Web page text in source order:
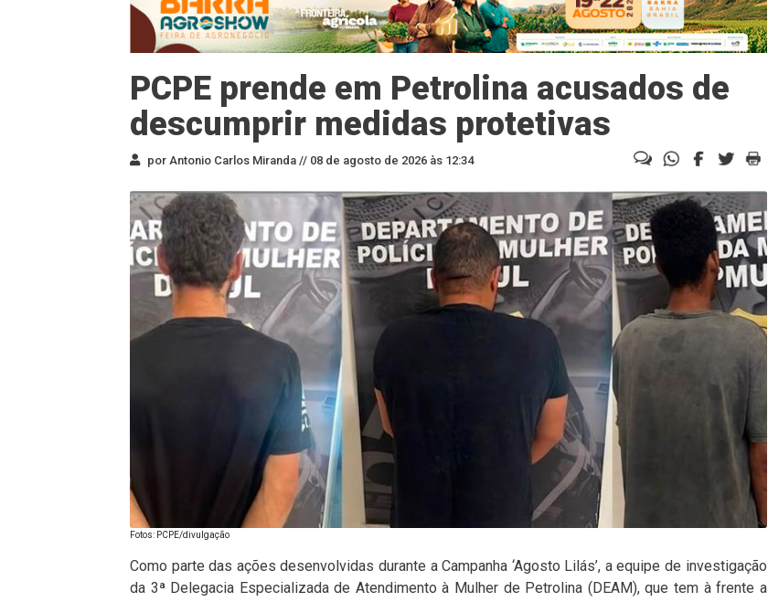
PCPE prende em Petrolina acusados de
descumprir medidas protetivas
por Antonio Carlos Miranda // 08 de agosto de 2026 às 12:34
Fotos: PCPE/divulgação
Como parte das ações desenvolvidas durante a Campanha ‘Agosto Lilás’, a equipe de investigação
da 3ª Delegacia Especializada de Atendimento à Mulher de Petrolina (DEAM), que tem à frente a